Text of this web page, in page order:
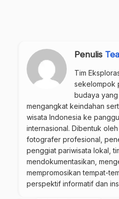
Penulis
Tim
sekelompok
budaya yang
mengangkat keindahan
wisata Indonesia ke
internasional. Dibentuk
fotografer profesional,
penggiat pariwisata lokal,
mendokumentasikan,
mempromosikan tempat-
perspektif informatif dan